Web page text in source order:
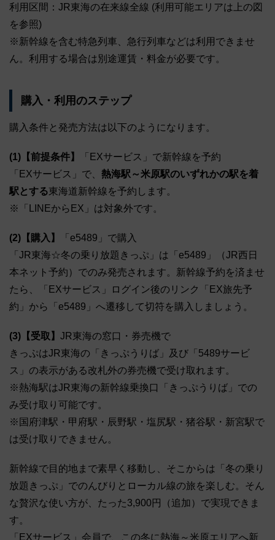
利用区間：JR東海の在来線全線 (利用可能エリアは上の図
を参照)
※新幹線を含む特急列車、急行列車などは利用できませ
ん。利用する場合は別途運賃・料金が必要です。
購入・利用のステップ
購入条件と発売方法は以下のようになります。
(1)【前提条件】
「EXサービス」で新幹線を予約
「EXサービス」で、 熱海駅～米原駅のいずれかの駅を着
駅とする東海道新幹線を予約します。
※「LINEからEX」は対象外です。
(2)【購入】
「e5489」で購入
「JR東海☆冬の乗り放題きっぷ」は「e5489」（JR西日
本ネット予約）でのみ発売されます。新幹線予約を済ませ
たら、「EXサービス」ログイン後のリンク「EX旅先予
約」から「e5489」へ遷移して切符を購入しましょう。
(3)【受取】 JR東海の窓口・券売機で
きっぷはJR東海の「きっぷうりば」及び「5489サービ
ス」の表示がある改札外の券売機で受け取れます。
※熱海駅はJR東海の新幹線乗換口「きっぷうりば」での
み受け取り可能です。
※国府津駅・甲府駅・辰野駅・塩尻駅・猪谷駅・新宮駅で
は受け取りできません。
新幹線で目的地まで素早く移動し、そこからは「冬の乗り
放題きっぷ」でのんびりとローカル線の旅を楽しむ。そん
な贅沢な使い方が、たった3,900円（追加）で実現できま
す。
「EXサービス」会員で、この冬に熱海～米原エリアへ新